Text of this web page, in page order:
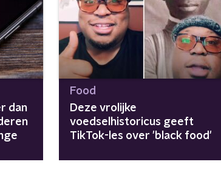
dan
Food
Deze vrolijke
voedselhistoricus geeft
TikTok-les over 'black food'